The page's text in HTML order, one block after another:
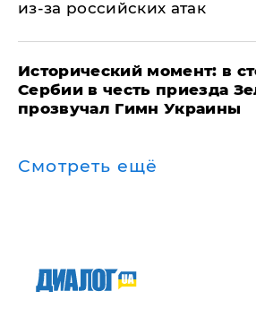
из-за российских атак
Исторический момент: в
Сербии в честь приезда
прозвучал Гимн Украины
Смотреть ещё